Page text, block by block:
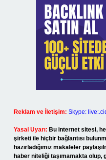
Reklam ve İletişim: Skype:
Yasal Uyarı: Bu internet sitesi,
şirketi ile hiçbir bağlantısı
hazırladığımız makaleler
haber niteliği taşımamakta